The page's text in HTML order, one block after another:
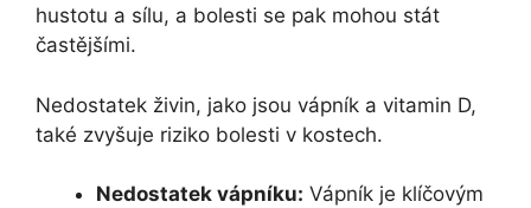
hustotu a sílu, a bolesti se pak mohou stát
častějšími.
Nedostatek živin, jako jsou vápník a vitamin D,
také zvyšuje riziko bolesti v kostech.
Nedostatek vápníku: Vápník je klíčovým